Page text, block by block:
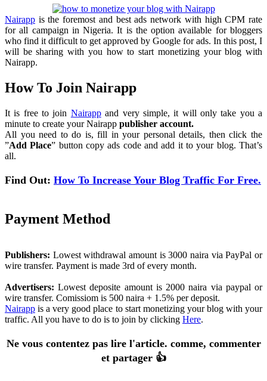
Nairapp is the foremost and best ads network with high CPM rate
for all campaign in Nigeria.It is the option available for bloggers
who find it difficult to get approved by Google for ads. In this post, I
will be sharing with you how to start monetizing your blog with
Nairapp.
How To Join Nairapp
It is free to join Nairapp and very simple,it will only take you a
minute to create your Nairapp publisher account.
All you need to do is,fill in your personal details, then click the
”Add Place” button copy ads code and add it to your blog.That’s
all.
Find Out: How To Increase Your Blog Traffic For Free.
Payment Method
Publishers: Lowest withdrawal amount is3000naira via PayPal or
wire transfer. Payment is made 3rd of every month.
Advertisers: Lowest deposite amount is2000naira via paypal or
wire transfer. Comissiom is 500 naira + 1.5% per deposit.
Nairapp is a very good place to start monetizing your blog with your
traffic. All you have to do is to join by clicking Here.
Ne vous contentez pas lire l'article. comme, commenter
et partager 👍